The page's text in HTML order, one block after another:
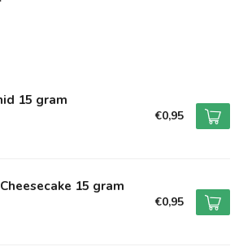
15 gram
€0,95
15 gram
€0,95